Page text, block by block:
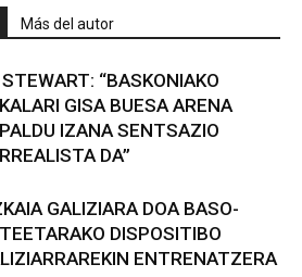
Más del autor
“BASKONIAKO
GISA BUESA ARENA
IZANA SENTSAZIO
DA”
GALIZIARA DOA BASO-
DISPOSITIBO
ENTRENATZERA